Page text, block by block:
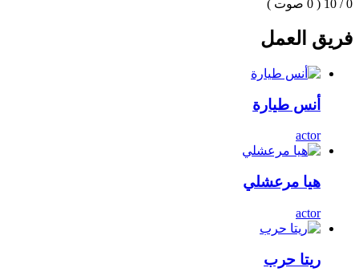
0 / 10 ( 0 صوت )
فريق العمل
أنس طيارة
actor
هيا مرعشلي
actor
ريتا حرب